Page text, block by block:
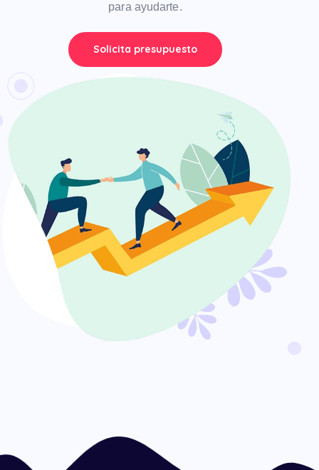
para ayudarte.
Solicita presupuesto